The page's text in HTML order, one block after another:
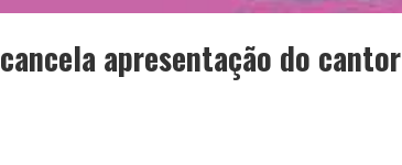
apresentação do cantor